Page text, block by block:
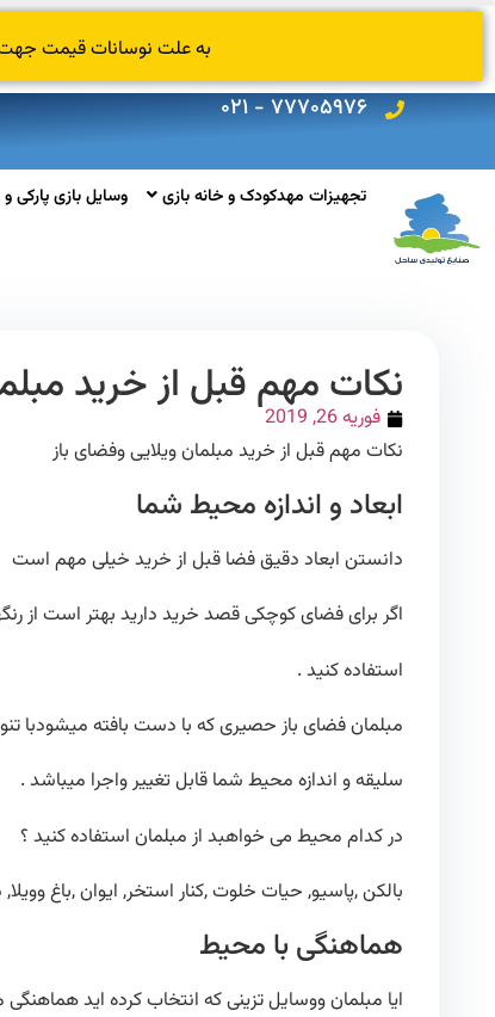
به علت نوسانات قیمت جهت
۷۷۷۰۵۹۷۶ - ۰۲۱
تجهیزات مهدکودک و خانه بازی وسایل بازی پارکی
نکات مهم قبل از خرید
فوریه 26, 2019
نکات مهم قبل از خرید مبلمان ویلایی وفضای باز
ابعاد و اندازه محیط شما
دانستن ابعاد دقیق فضا قبل از خرید خیلی مهم است
اگر برای فضای کوچکی قصد خرید دارید بهتر است از
استفاده کنید .
مبلمان فضای باز حصیری که با دست بافته میشودبا
سلیقه و اندازه محیط شما قابل تغییر واجرا میباشد .
در کدام محیط می خواهبد از مبلمان استفاده کنید ؟
بالکن ,پاسیو, حیات خلوت ,کنار استخر, ایوان ,باغ
هماهنگی با محیط
ایا مبلمان ووسایل تزینی که انتخاب کرده اید